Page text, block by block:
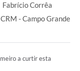
Fabrício Corrêa
CRM - Campo Grande
a curtir esta